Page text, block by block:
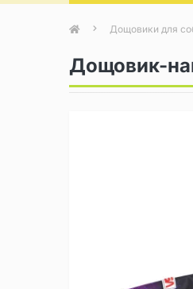
Дощовики для
Дощовик-